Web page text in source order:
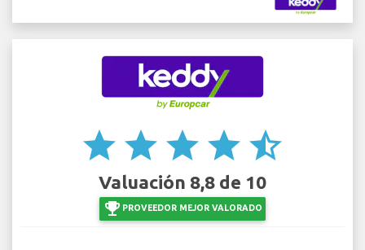
star star star star star_half
Valuación 8,8 de 10
emoji_events PROVEEDOR MEJOR VALORADO